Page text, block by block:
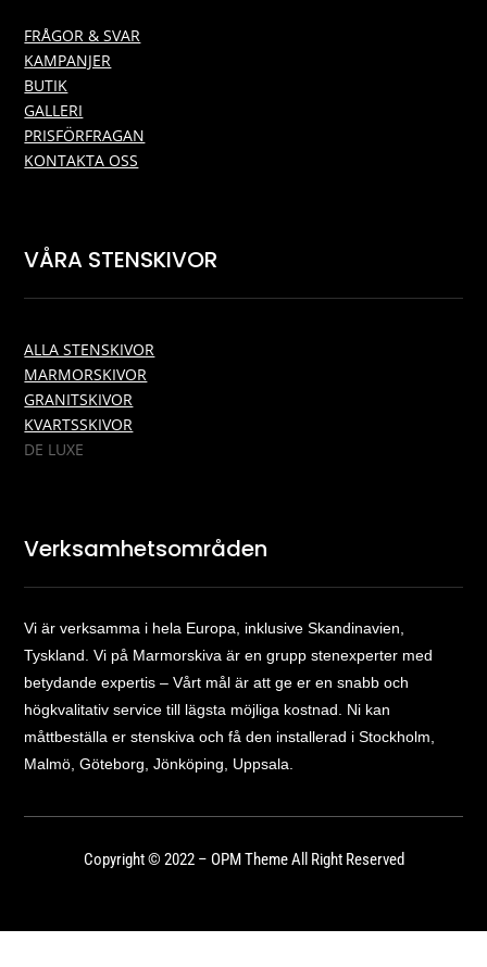
FRÅGOR & SVAR
KAMPANJER
BUTIK
GALLERI
PRISFÖRFRAGAN
KONTAKTA OSS
VÅRA STENSKIVOR
ALLA STENSKIVOR
MARMORSKIVOR
GRANITSKIVOR
KVARTSSKIVOR
DE LUXE
Verksamhetsområden
Vi är verksamma i hela Europa, inklusive Skandinavien,
Tyskland. Vi på Marmorskiva är en grupp stenexperter med
betydande expertis – Vårt mål är att ge er en snabb och
högkvalitativ service till lägsta möjliga kostnad. Ni kan
måttbeställa er stenskiva och få den installerad i Stockholm,
Malmö, Göteborg, Jönköping, Uppsala.
Copyright © 2022 – OPM Theme All Right Reserved